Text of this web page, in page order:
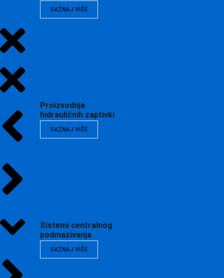
SAZNAJ VIŠE
Proizvodnja
hidrauličnih zaptivki
SAZNAJ VIŠE
Sistemi centralnog
podmazivanja
SAZNAJ VIŠE